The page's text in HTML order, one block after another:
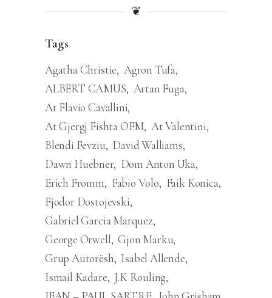
❦
Tags
Agatha Christie Agron Tufa
ALBERT CAMUS Artan Fuga
At Flavio Cavallini
At Gjergj Fishta OFM At Valentini
Blendi Fevziu David Walliams
Dawn Huebner Dom Anton Uka
Erich Fromm
Fabio Volo
Faik Konica
Fjodor Dostojevski
Gabriel Garcia Marquez
George Orwell Gjon Marku
Grup Autorësh Isabel Allende
Ismail Kadare J.K Rouling